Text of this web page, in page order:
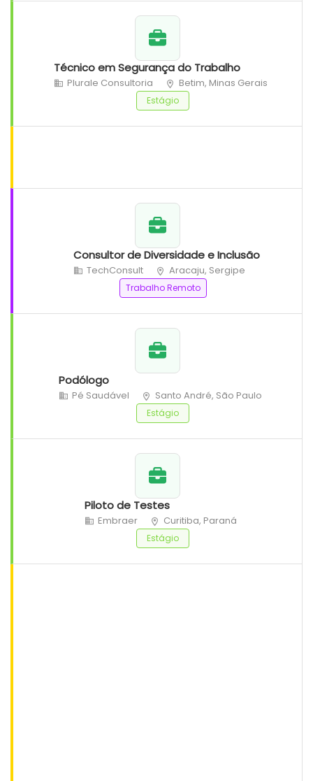
Técnico em Segurança do Trabalho
Plurale Consultoria Betim, Minas Gerais
Estágio
Consultor de Diversidade e Inclusão
TechConsult Aracaju, Sergipe
Trabalho Remoto
Podólogo
Pé Saudável Santo André, São Paulo
Estágio
Piloto de Testes
Embraer Curitiba, Paraná
Estágio